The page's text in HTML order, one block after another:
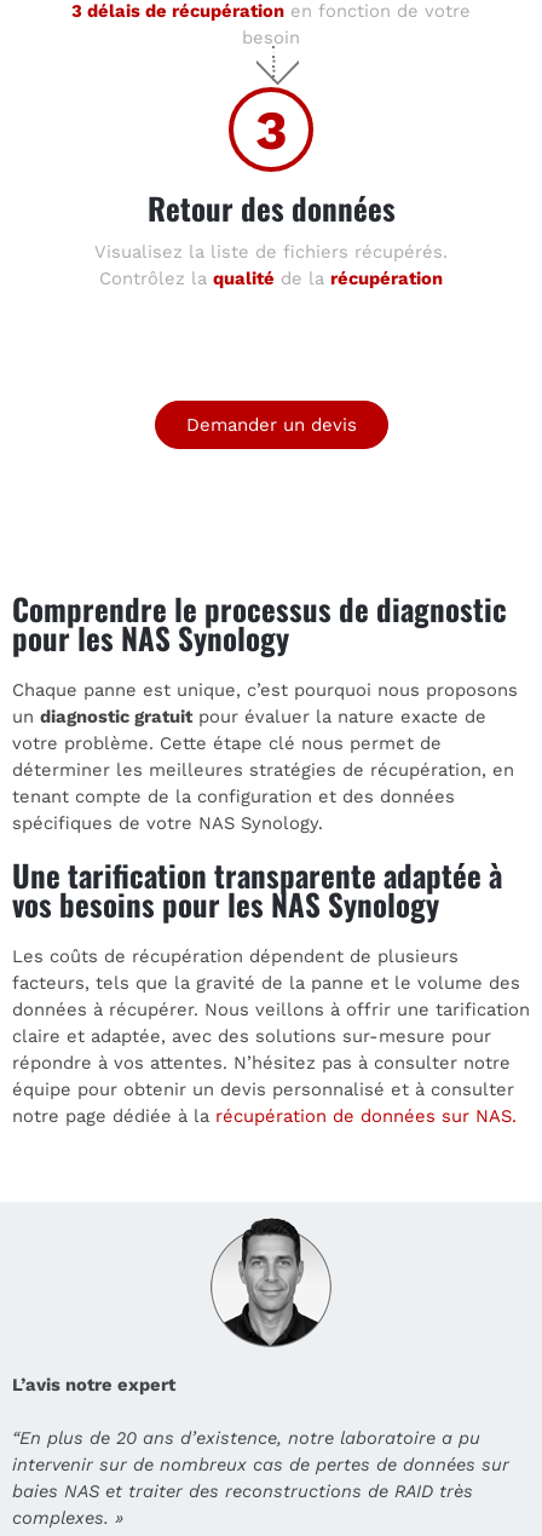
3 délais de récupération en fonction de votre
besoin
3
Retour des données
Visualisez la liste de fichiers récupérés.
Contrôlez la qualité de la récupération
Demander un devis
Comprendre le processus de diagnostic
pour les NAS Synology
Chaque panne est unique, c’est pourquoi nous proposons
un diagnostic gratuitpour évaluer la nature exacte de
votre problème. Cette étape clé nous permet de
déterminer les meilleures stratégies de récupération, en
tenant compte de la configuration et des données
spécifiques de votre NAS Synology.
Une tarification transparente adaptée à
vos besoins pour les NAS Synology
Les coûts de récupération dépendent de plusieurs
facteurs, tels que la gravité de la panne et le volume des
données à récupérer. Nous veillons à offrir une tarification
claire et adaptée, avec des solutions sur-mesure pour
répondre à vos attentes. N’hésitez pas à consulter notre
équipe pour obtenir un devis personnalisé et à consulter
notre page dédiée à la récupération de données sur NAS.
L’avis notre expert
“En plus de 20 ans d’existence, notre laboratoire a pu
intervenir sur de nombreux cas de pertes de données sur
baies NAS et traiter des reconstructions de RAID très
complexes. »